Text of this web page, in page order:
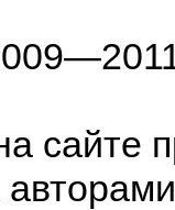
сайте